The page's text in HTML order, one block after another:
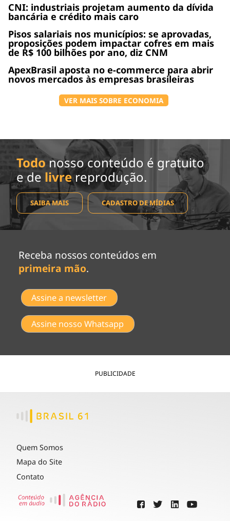
CNI: industriais projetam aumento da dívida
bancária e crédito mais caro
Pisos salariais nos municípios: se aprovadas,
proposições podem impactar cofres em mais
de R$ 100 bilhões por ano, diz CNM
ApexBrasil aposta no e-commerce para abrir
novos mercados às empresas brasileiras
VER MAIS SOBRE ECONOMIA
Todo nosso conteúdo é gratuito
e de livrereprodução.
SAIBA MAIS CADASTRO DE MÍDIAS
Receba nossos conteúdos em
primeira mão.
Assine a newsletter
Assine nosso Whatsapp
PUBLICIDADE
Quem Somos
Mapa do Site
Contato